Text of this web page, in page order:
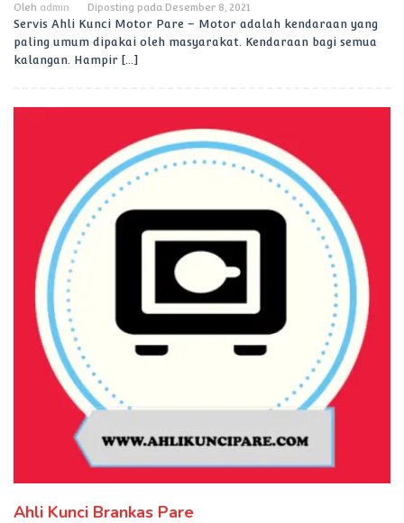
Oleh admin Diposting pada Desember 8, 2021
Servis Ahli Kunci Motor Pare – Motor adalah kendaraan yang
paling umum dipakai oleh masyarakat. Kendaraan bagi semua
kalangan. Hampir […]
Ahli Kunci Brankas Pare